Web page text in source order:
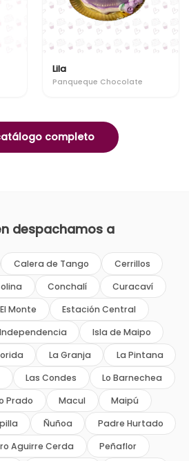
Lila
Panqueque Chocolate
completo
despachamos a
Calera de Tango
Cerrillos
Conchalí
Curacaví
El Monte
Estación Central
Independencia
Isla de Maipo
La Granja
La Pintana
Las Condes
Lo Barnechea
Prado Macul
Maipú
Ñuñoa
Padre Hurtado
Aguirre Cerda Peñaflor